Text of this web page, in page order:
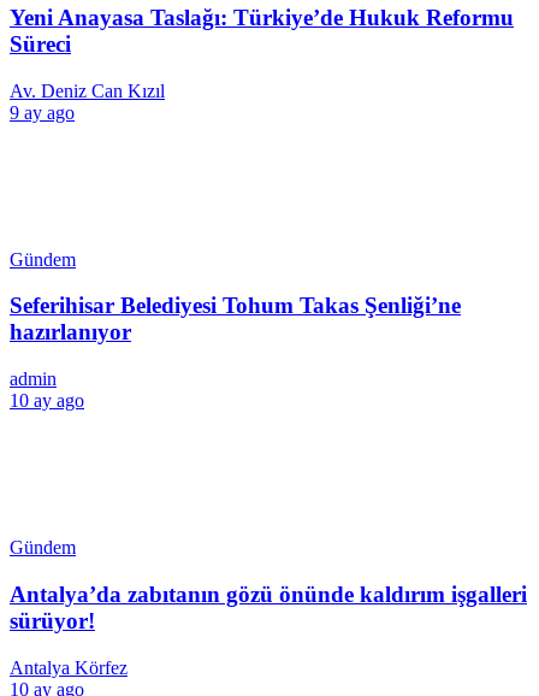
Yeni Anayasa Taslağı: Türkiye’de Hukuk Reformu
Süreci
Av. Deniz Can Kızıl
9 ay ago
Gündem
Seferihisar Belediyesi Tohum Takas Şenliği’ne
hazırlanıyor
admin
10 ay ago
Gündem
Antalya’da zabıtanın gözü önünde kaldırım işgalleri
sürüyor!
Antalya Körfez
10 ay ago